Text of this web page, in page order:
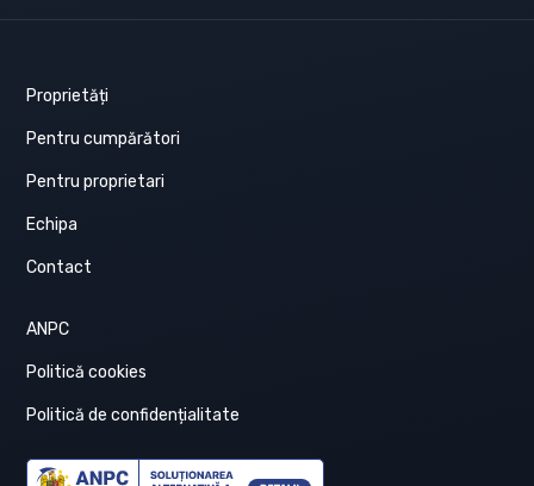
Proprietăți
Pentru cumpărători
Pentru proprietari
Echipa
Contact
ANPC
Politică cookies
Politică de confidențialitate